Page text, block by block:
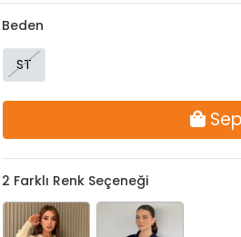
ST
2Farklı Renk Seçeneği